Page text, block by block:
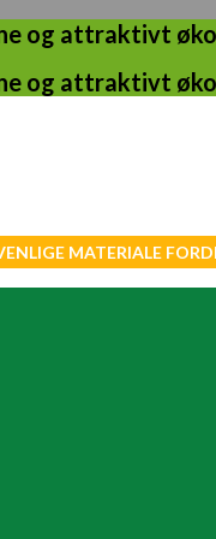
og attraktivt
og attraktivt
MATERIALE